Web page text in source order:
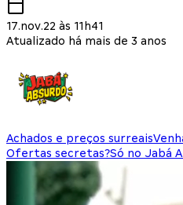
17.nov.22 às 11h41
Atualizado há mais de 3 anos
Achados e preços surreais
Ofertas secretas?Só no Jabá